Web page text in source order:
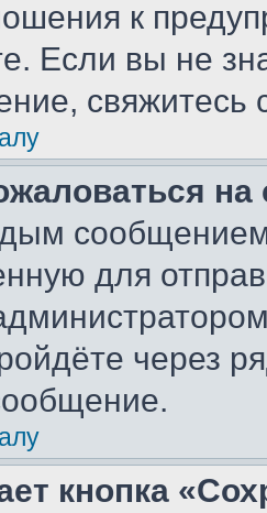
к
Если вы не
сообщением
для
через
кнопка